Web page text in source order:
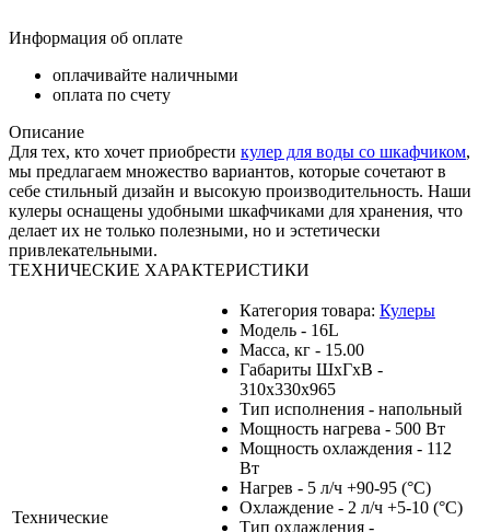
Информация об оплате
оплачивайте наличными
оплата по счету
Описание
Для тех, кто хочет приобрести кулер для воды со шкафчиком,
мы предлагаем множество вариантов, которые сочетают в
себе стильный дизайн и высокую производительность. Наши
кулеры оснащены удобными шкафчиками для хранения, что
делает их не только полезными, но и эстетически
привлекательными.
ТЕХНИЧЕСКИЕ ХАРАКТЕРИСТИКИ
Технические
Категория товара: Кулеры
Модель - 16L
Масса, кг - 15.00
Габариты ШхГхВ -
310х330х965
Тип исполнения - напольный
Мощность нагрева - 500 Вт
Мощность охлаждения - 112
Вт
Нагрев - 5 л/ч +90-95 (°С)
Охлаждение - 2 л/ч +5-10 (°С)
Тип охлаждения -